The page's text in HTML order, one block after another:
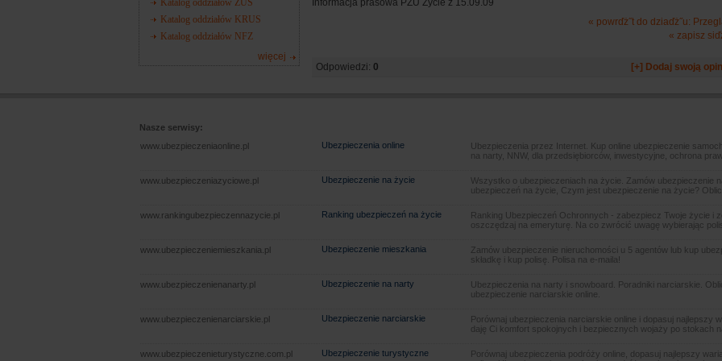
Katalog oddziałów ZUS
Katalog oddziałów KRUS
Katalog oddziałów NFZ
więcej
Informacja prasowa PZU Życie z 15.09.09
« powrďż˝t do dziaďż˝u:
« zapisz
Odpowiedzi: 0 [+] Dodaj swoją
Nasze serwisy:
www.ubezpieczeniaonline.pl
Ubezpieczenia online
Ubezpieczenia przez Internet. Kup online ubezpieczenie
na narty, NNW, dla przedsiębiorców, inwestycyjne, ochrona
www.ubezpieczeniazyciowe.pl Ubezpieczenie na życie
Wszystko o ubezpieczeniach na życie. Zamów ubezpieczenie
ubezpieczeń na życie, Czym jest ubezpieczenie na życie?
www.rankingubezpieczennazycie.pl Ranking ubezpieczeń na życie
Ranking Ubezpieczeń Ochronnych - zabezpiecz Twoje życie i
oszczędzaj na emeryturę. Na co zwrócić uwagę wybierając
www.ubezpieczeniemieszkania.pl Ubezpieczenie mieszkania
Zamów ubezpieczenie nieruchomości u 5 agentów lub kup
składkę i kup polisę. Polisa na e-maila!
www.ubezpieczenienanarty.pl Ubezpieczenie na narty
Ubezpieczenia na narty i snowboard. Poradniki narciarskie.
ubezpieczenie narciarskie online.
www.ubezpieczenienarciarskie.pl Ubezpieczenie narciarskie
Porównaj ubezpieczenia narciarskie online i dopasuj najlepszy
daję Ci komfort spokojnych i bezpiecznych wojaży po stokach
www.ubezpieczenieturystyczne.com.pl Ubezpieczenie turystyczne
Porównaj ubezpieczenia podróży online, dopasuj najlepszy